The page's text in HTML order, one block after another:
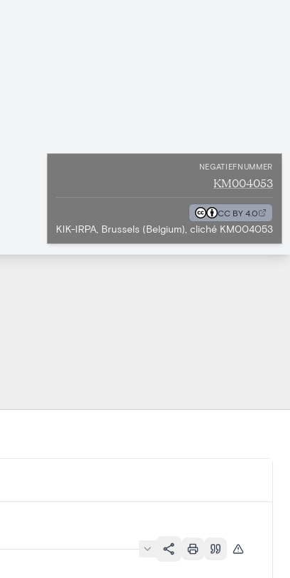
NEGATIEFNUMMER
KM004053
CC BY 4.0
KIK-IRPA, Brussels (Belgium), cliché KM004053